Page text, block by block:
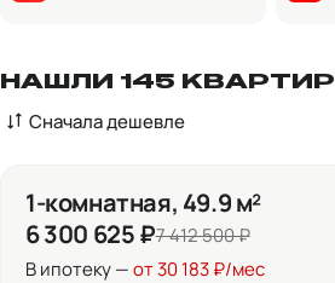
НАШЛИ 145 КВАРТИР
Сначала дешевле
1-комнатная, 49.9 м²
6 300 625 ₽7 412 500 ₽
В ипотеку —от 30 183 ₽/мес